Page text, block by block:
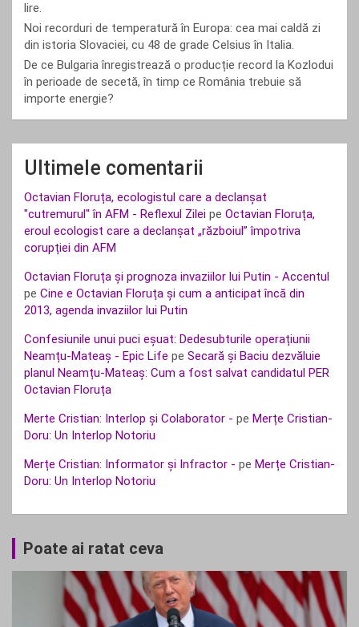
lire.
Noi recorduri de temperatură în Europa: cea mai caldă zi
din istoria Slovaciei, cu 48 de grade Celsius în Italia.
De ce Bulgaria înregistrează o producție record la Kozlodui
în perioade de secetă, în timp ce România trebuie să
importe energie?
Ultimele comentarii
Octavian Floruța, ecologistul care a declanșat
"cutremurul" în AFM - Reflexul Zilei pe Octavian Floruța,
eroul ecologist care a declanșat „războiul” împotriva
corupției din AFM
Octavian Floruța și prognoza invaziilor lui Putin - Accentul
pe Cine e Octavian Floruța și cum a anticipat încă din
2013, agenda invaziilor lui Putin
Confesiunile unui puci eșuat: Dedesubturile operațiunii
Neamțu-Mateaș - Epic Life pe Secară și Baciu dezvăluie
planul Neamțu-Mateaș: Cum a fost salvat candidatul PER
Octavian Floruța
Merte Cristian: Interlop și Colaborator - pe Merțe Cristian-
Doru: Un Interlop Notoriu
Merțe Cristian: Informator și Infractor - pe Merțe Cristian-
Doru: Un Interlop Notoriu
Poate ai ratat ceva